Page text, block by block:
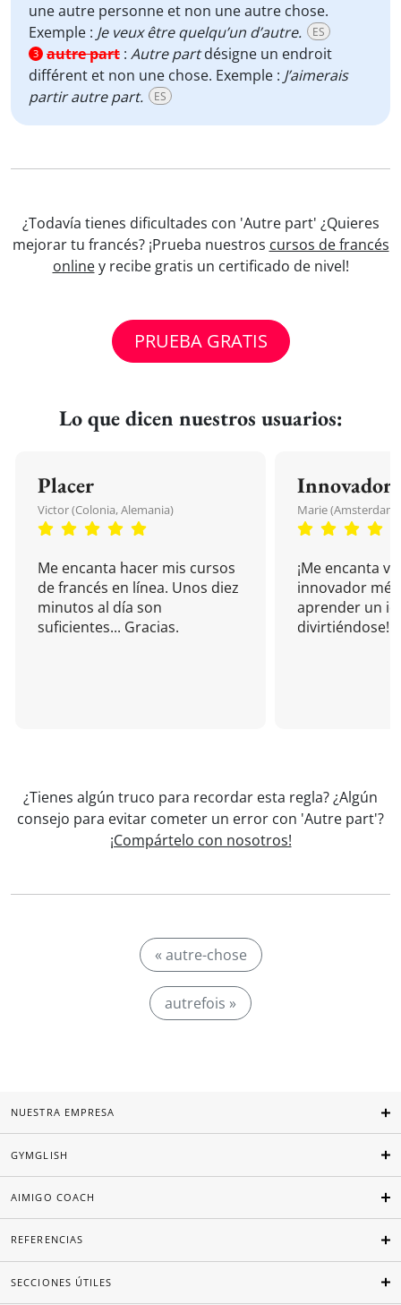
une autre personne et non une autre chose.
Exemple : Je veux être quelqu’un d’autre. ES
3 autre part : Autre partdésigne un endroit
différent et non une chose. Exemple : J’aimerais
partir autre part.
ES
¿Todavía tienes dificultades con 'Autre part' ¿Quieres
mejorar tu francés? ¡Prueba nuestros cursos de francés
onliney recibe gratis un certificado de nivel!
PRUEBA GRATIS
Lo que dicen nuestros usuarios:
Placer
Victor (Colonia, Alemania)
Me encanta hacer mis cursos
de francés en línea. Unos diez
minutos al día son
suficientes... Gracias.
Innovador
Marie (Amsterdam,
¡Me encanta
innovador
aprender un
divirtiéndose!
¿Tienes algún truco para recordar esta regla? ¿Algún
consejo para evitar cometer un error con 'Autre part'?
¡Compártelo con nosotros!
« autre-chose
autrefois »
NUESTRA EMPRESA
GYMGLISH
AIMIGO COACH
REFERENCIAS
SECCIONES ÚTILES